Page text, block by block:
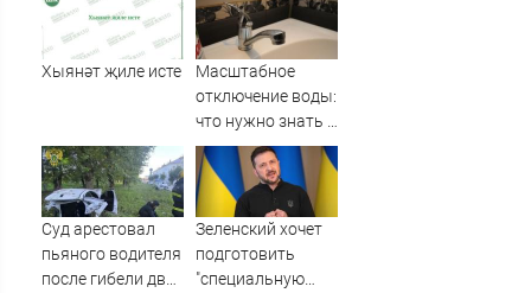
Хыянәт җиле исте
Масштабное
отключение воды:
что нужно знать о
нём воронежцам
Суд арестовал
пьяного водителя
после гибели двух
Зеленский хочет
подготовить
"специальную